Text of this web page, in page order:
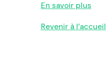
En savoir plus
Revenir à l’accueil